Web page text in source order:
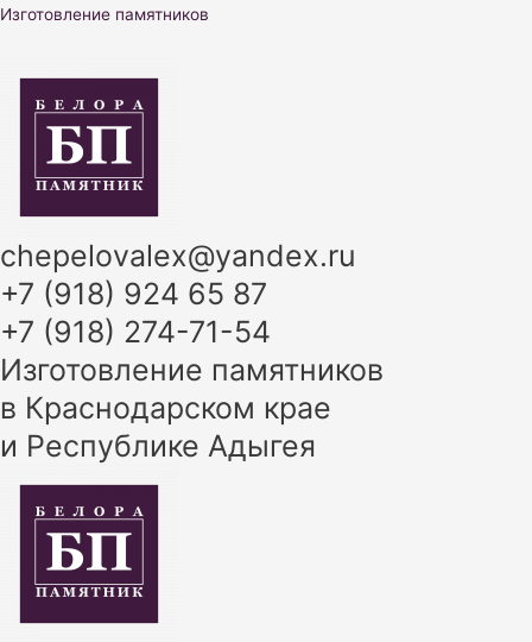
Перейти
Изготовление памятников
chepelovalex@yandex.ru
+7 (918) 924 65 87
+7 (918) 274-71-54
Изготовление памятников
в Краснодарском крае
и Республике Адыгея